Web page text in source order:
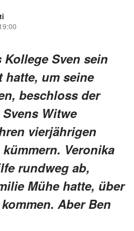
Kollege Sven sein
hatte, um seine
beschloss der
Witwe
vierjährigen
Veronika
rundweg ab,
Mühe hatte, über
Aber Ben